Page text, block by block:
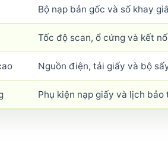
Bộ nạp bản gốc và số khay
Tốc độ scan, ổ cứng và kết
Nguồn điện, tải giấy và bộ
Phụ kiện nạp giấy và lịch bảo